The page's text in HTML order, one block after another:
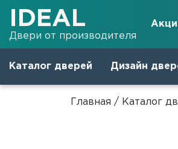
IDEAL
Двери от производителя
Каталог дверей Дизайн
Главная / Каталог